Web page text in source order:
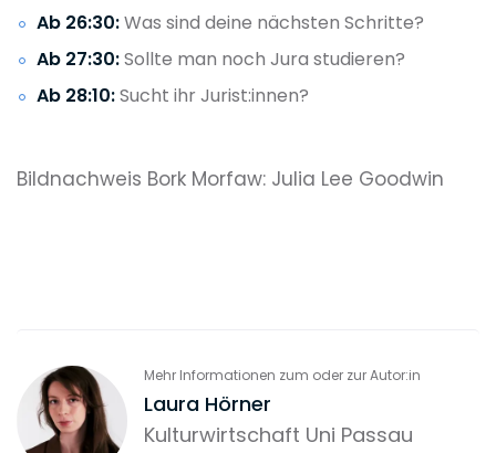
Ab 26:30:Was sind deine nächsten Schritte?
Ab 27:30:Sollte man noch Jura studieren?
Ab 28:10:Sucht ihr Jurist:innen?
Bildnachweis Bork Morfaw: Julia Lee Goodwin
Mehr Informationen zum oder zur Autor:in
Laura Hörner
Kulturwirtschaft Uni Passau